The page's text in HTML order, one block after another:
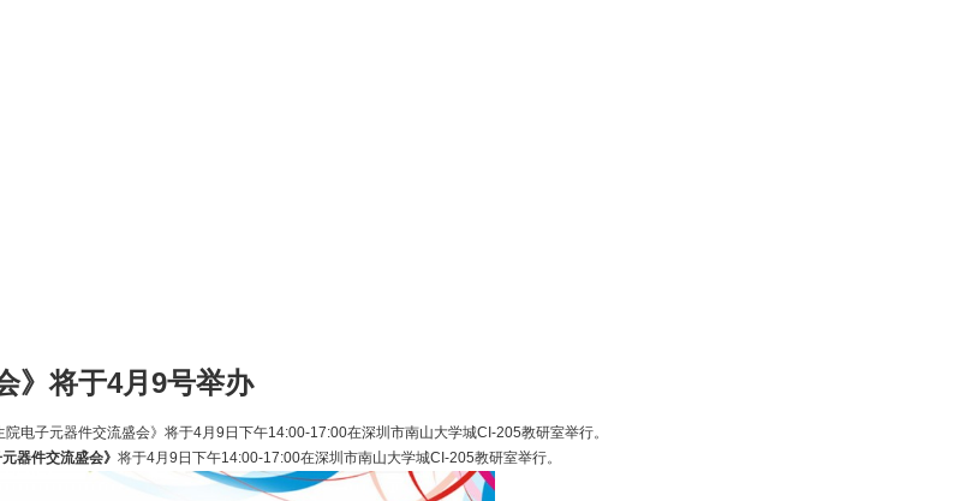
》将于4月9号举办
电子元器件交流盛会》将于4月9日下午14:00-17:00在深圳市南山大学城CI-205教研室举行。
器件交流盛会》 将于4月9日下午14:00-17:00在深圳市南山大学城CI-205教研室举行。